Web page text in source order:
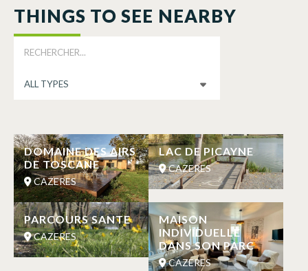
THINGS TO SEE NEARBY
DOMAINE DES AIRS
DE TOSCANE
CAZERES
LAC DE PICAYNE
CAZERES
PARCOURS SANTE
CAZERES
MAISON
INDIVIDUELLE
DANS SON PARC
CAZERES